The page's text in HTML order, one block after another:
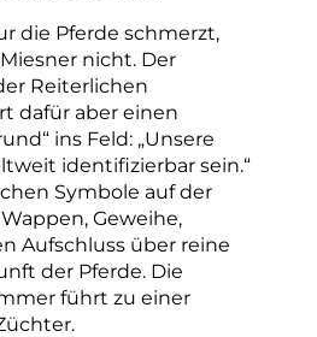
die Pferde schmerzt,
nicht. Der
Reiterlichen
dafür aber einen
ins Feld: „Unsere
identifizierbar sein.“
Symbole auf der
Geweihe,
Aufschluss über reine
der Pferde. Die
führt zu einer